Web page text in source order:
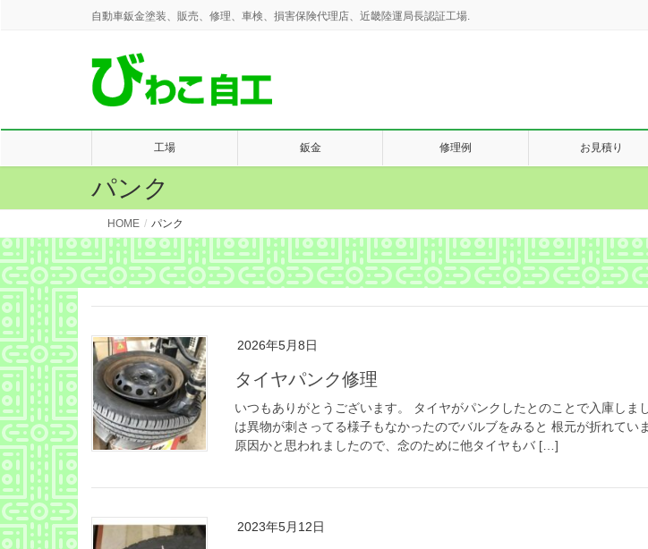
自動車鈑金塗装、販売、修理、車検、損害保険代理店、近畿陸運局長認証工場.
工場 鈑金 修理例 お見積り
パンク
HOME パンク
2026年5月8日
タイヤパンク修理
いつもありがとうございます。 タイヤがパンクしたとのことで入庫しま
は異物が刺さってる様子もなかったのでバルブをみると 根元が折れてい
原因かと思われましたので、念のために他タイヤもバ […]
2023年5月12日